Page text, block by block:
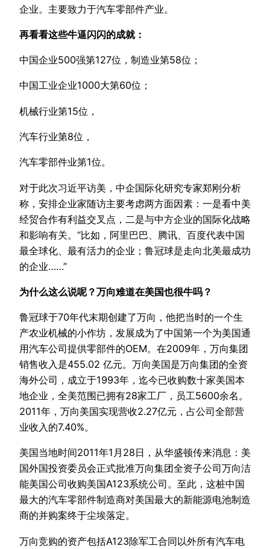
企业。主要致力于汽车零部件产业。
再看看这些牛逼闪闪的成就：
中国企业500强第127位，制造业第58位；
中国工业企业1000大第60位；
机械行业第15位，
汽车行业第8位，
汽车零部件业第1位。
对于此次习近平访美，中企国际化研究专家郑刚分析
称，安排企业家随访主要考虑两方面因素：一是看中美
经贸合作有利益交叉点，二是与中方企业的国际化战略
和影响有关。“比如，阿里巴巴、腾讯、百度代表中国
最全球化、最有活力的企业；鲁冠球是走向北美最成功
的企业……”
为什么这么说呢？万向难道在美国也很牛吗？
鲁冠球于70年代末期创建了万向，他把当时的一个生
产农业机械的小作坊，发展成为了中国第一个为美国通
用汽车公司提供零部件的OEM。在2009年，万向集团
销售收入是455.02 亿元。万向美国是万向集团的全资
海外公司，成立于1993年，迄今已收购数十家美国本
地企业，全美范围已拥有28家工厂，员工5600余名。
2011年，万向美国实现营收2.27亿元，占公司全部营
业收入的7.40%。
美国当地时间2011年1月28日，从华盛顿传来消息：美
国外国投资委员会正式批准万向集团全资子公司万向洁
能美国公司收购美国A123系统公司。至此，这桩中国
最大的汽车零部件制造商对美国最大的新能源电池制造
商的并购案终于尘埃落定。
万向竞购的资产包括A123除军工合同以外所有汽车电